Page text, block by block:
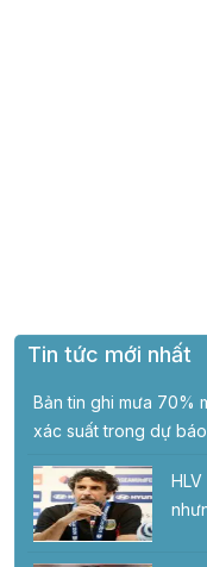
Tin tức mới nhất
Bản tin ghi mưa 70%
xác suất trong dự